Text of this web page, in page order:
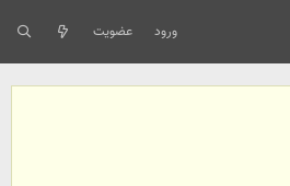
ورود عضویت